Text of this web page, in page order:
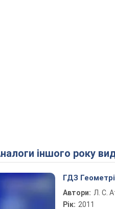
Аналоги іншого року
ГДЗ
Автори: Л. С.
Рік: 2011